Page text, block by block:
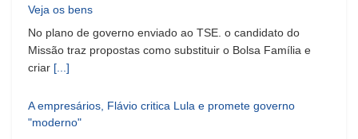
Veja os bens
No plano de governo enviado ao TSE. o candidato do
Missão traz propostas como substituir o Bolsa Família e
criar [...]
A empresários, Flávio critica Lula e promete governo
"moderno"